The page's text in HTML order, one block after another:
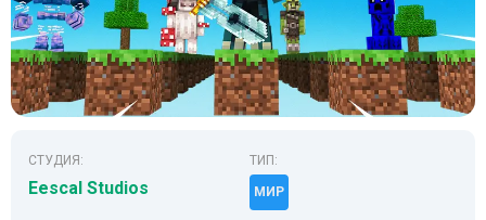
СТУДИЯ:
Eescal Studios
ТИП:
МИР